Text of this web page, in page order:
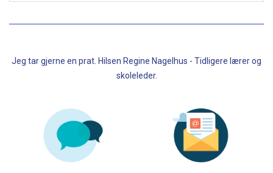
Jeg tar gjerne en prat. Hilsen Regine Nagelhus - Tidligere lærer og
skoleleder.